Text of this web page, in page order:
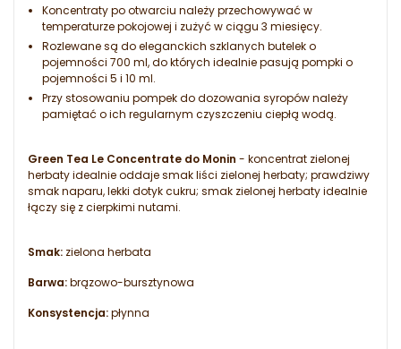
Koncentraty po otwarciu należy przechowywać w
temperaturze pokojowej i zużyć w ciągu 3 miesięcy.
Rozlewane są do eleganckich szklanych butelek o
pojemności 700 ml, do których idealnie pasują pompki o
pojemności 5 i 10 ml.
Przy stosowaniu pompek do dozowania syropów należy
pamiętać o ich regularnym czyszczeniu ciepłą wodą.
Green Tea Le Concentrate do Monin - koncentrat zielonej
herbaty idealnie oddaje smak liści zielonej herbaty; prawdziwy
smak naparu, lekki dotyk cukru; smak zielonej herbaty idealnie
łączy się z cierpkimi nutami.
Smak: zielona herbata
Barwa:brązowo-bursztynowa
Konsystencja:płynna